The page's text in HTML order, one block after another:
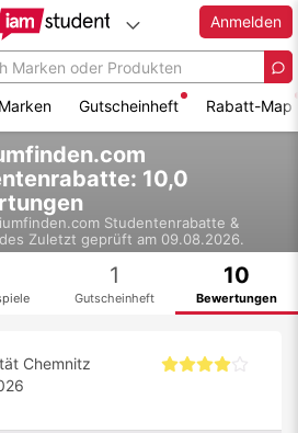
Anmelden
Marken Gutscheinheft Rabatt-Map
10,0
Studentenrabatte &
Zuletzt geprüft am 09.08.2026.
1
Gutscheinheft
10
Bewertungen
Chemnitz